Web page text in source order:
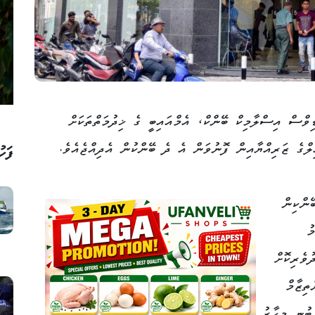
އިސްލާމިކް ބޭންކް، އެމްއައިބީ ގެ ޚިދުމަތްތަކަށް
ޒަރިއްޔާއިން ފޮނުވަން އެ ދެ ބޭންކުން އެދިއްޖެއެވެ.